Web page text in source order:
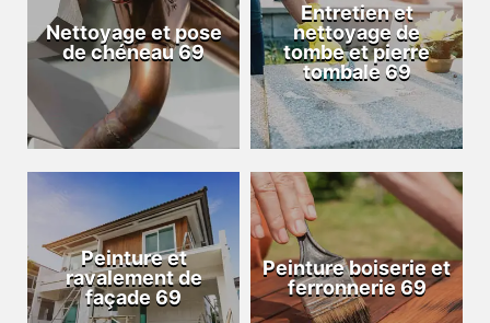
Nettoyage et pose
de chéneau 69
Entretien et
nettoyage de
tombe et pierre
tombale 69
Peinture et
ravalement de
façade 69
Peinture boiserie et
ferronnerie 69